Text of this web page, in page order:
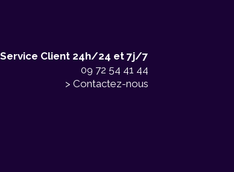
Service Client 24h/24 et 7j/7
09 72 54 41 44
> Contactez-nous